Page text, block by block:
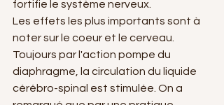
fortifie le système nerveux.
Les effets les plus importants sont à
noter sur le coeur et le cerveau.
Toujours par l'action pompe du
diaphragme, la circulation du liquide
cérébro-spinal est stimulée. On a